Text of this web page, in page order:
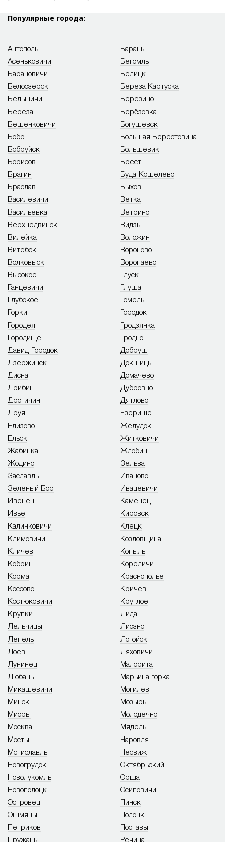
Популярные города:
Антополь
Асеньковичи
Барановичи
Барань
Бегомль
Белицк
Белоозерск
Белыничи
Береза
Береза Картуска
Березино
Берёзовка
Бешенковичи
Бобр
Бобруйск
Богушевск
Большая Берестовица
Большевик
Борисов
Брагин
Браслав
Брест
Буда-Кошелево
Быхов
Василевичи
Васильевка
Верхнедвинск
Ветка
Ветрино
Видзы
Вилейка
Витебск
Волковыск
Воложин
Вороново
Воропаево
Высокое
Ганцевичи
Глубокое
Глуск
Глуша
Гомель
Горки
Городея
Городище
Городок
Гродзянка
Гродно
Давид-Городок
Дзержинск
Дисна
Добруш
Докшицы
Домачево
Дрибин
Дрогичин
Друя
Дубровно
Дятлово
Езерище
Елизово
Ельск
Жабинка
Желудок
Житковичи
Жлобин
Жодино
Заславль
Зеленый Бор
Зельва
Иваново
Ивацевичи
Ивенец
Ивье
Калинковичи
Каменец
Кировск
Клецк
Климовичи
Кличев
Кобрин
Козловщина
Копыль
Кореличи
Корма
Коссово
Костюковичи
Краснополье
Кричев
Круглое
Крупки
Лельчицы
Лепель
Лида
Лиозно
Логойск
Лоев
Лунинец
Любань
Ляховичи
Малорита
Марьина горка
Микашевичи
Минск
Миоры
Могилев
Мозырь
Молодечно
Москва
Мосты
Мстиславль
Мядель
Наровля
Несвиж
Новогрудок
Новолукомль
Новополоцк
Октябрьский
Орша
Осиповичи
Островец
Ошмяны
Петриков
Пинск
Полоцк
Поставы
Пружаны
Речица